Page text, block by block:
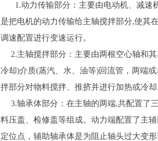
1.动力传输部分：主要由电动机、减速
是把电机的动力传输给主轴搅拌部分,使其
调速配置进行变速运行。
2.主轴搅拌部分：主要由两根空心轴和
冷却)介质(蒸汽、水、油等)回流管，两端
拌部分对物料搅拌、推挤并进行加热或冷
3.轴承体部分：在主轴的两端,共配置了
料压盖、检修盖等组成。动力端配置了主
定位点，辅助轴承体是为阻止轴头过大变